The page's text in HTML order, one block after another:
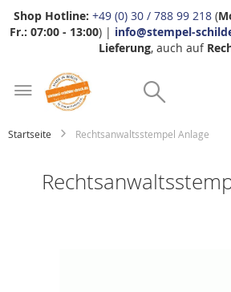
Shop Hotline: +49 (0) 30 / 788 99 218 (
Fr.: 07:00 - 13:00) | info@stempel-
Lieferung, auch auf
Startseite Rechtsanwaltsstempel Anlage